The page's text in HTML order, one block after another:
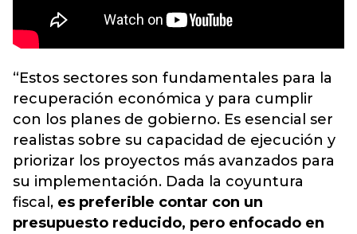
“Estos sectores son fundamentales para la
recuperación económica y para cumplir
con los planes de gobierno. Es esencial ser
realistas sobre su capacidad de ejecución y
priorizar los proyectos más avanzados para
su implementación. Dada la coyuntura
fiscal, es preferible contar con un
presupuesto reducido, pero enfocado en